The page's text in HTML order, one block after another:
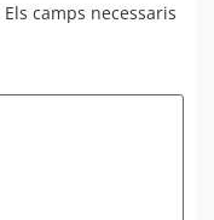
Els camps necessaris